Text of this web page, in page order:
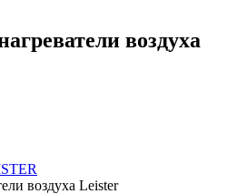
воздуха
воздуха Leister